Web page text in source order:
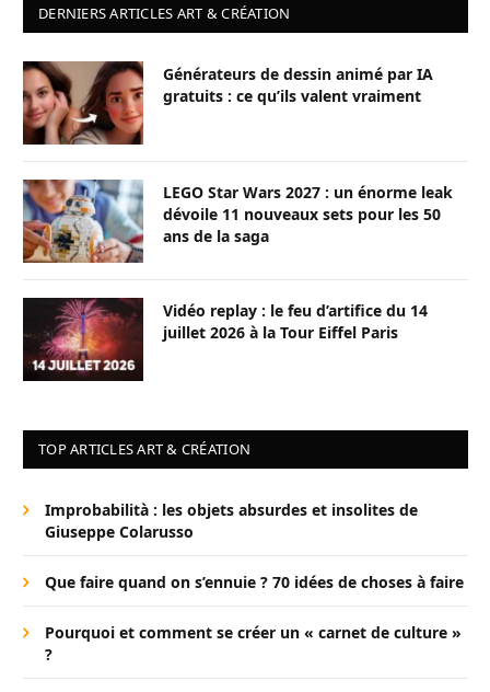
DERNIERS ARTICLES ART & CRÉATION
Générateurs de dessin animé par IA
gratuits : ce qu’ils valent vraiment
LEGO Star Wars 2027 : un énorme leak
dévoile 11 nouveaux sets pour les 50
ans de la saga
Vidéo replay : le feu d’artifice du 14
juillet 2026 à la Tour Eiffel Paris
TOP ARTICLES ART & CRÉATION
Improbabilità : les objets absurdes et insolites de
Giuseppe Colarusso
Que faire quand on s’ennuie ? 70 idées de choses à faire
Pourquoi et comment se créer un « carnet de culture »
?